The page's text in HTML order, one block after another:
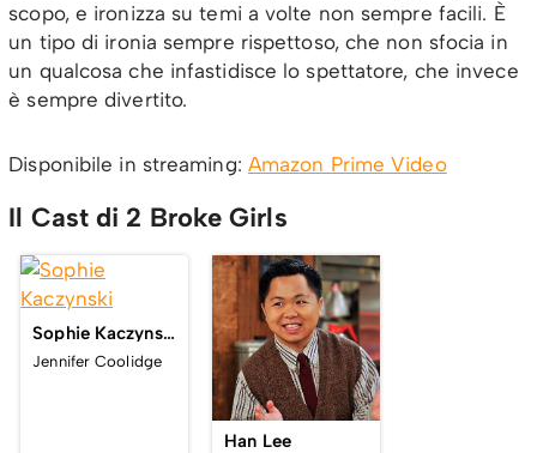
scopo, e ironizza su temi a volte non sempre facili. È
un tipo di ironia sempre rispettoso, che non sfocia in
un qualcosa che infastidisce lo spettatore, che invece
è sempre divertito.
Disponibile in streaming: Amazon Prime Video
Il Cast di 2 Broke Girls
Sophie Kaczynski
Jennifer Coolidge
Han Lee